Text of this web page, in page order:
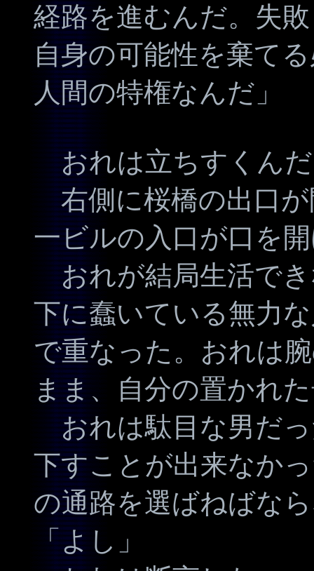
経路を進むんだ。失
自身の可能性を棄て
人間の特権なんだ」
おれは立ちすくん
右側に桜橋の出口
一ビルの入口が口を
おれが結局生活で
下に蠢いている無力
で重なった。おれは
まま、自分の置かれ
おれは駄目な男だ
下すことが出来なか
の通路を選ばねばな
「よし」